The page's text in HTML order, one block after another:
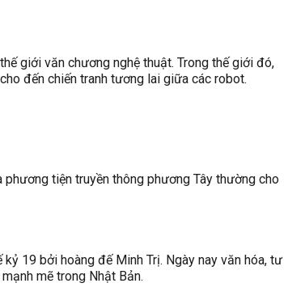
giới văn chương nghệ thuật. Trong thế giới đó,
đến chiến tranh tương lai giữa các robot.
tiện truyền thông phương Tây thường cho
19 bởi hoàng đế Minh Trị. Ngày nay văn hóa, tư
mẽ trong Nhật Bản.